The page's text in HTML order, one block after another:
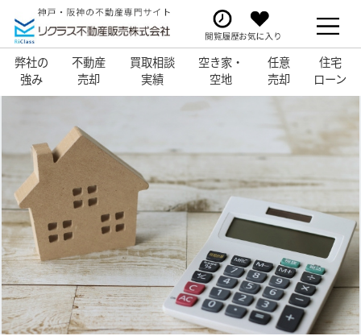
弊社の
強み
不動産
売却
買取相談
実績
空き家・
空地
任意
売却
住宅
ローン